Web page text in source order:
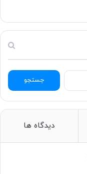
ج
س
ج
دیدگاه ها